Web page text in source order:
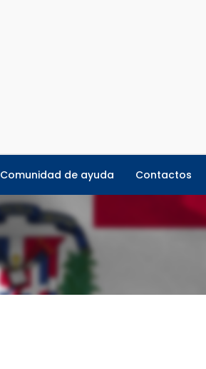
Comunidad de ayuda Contactos